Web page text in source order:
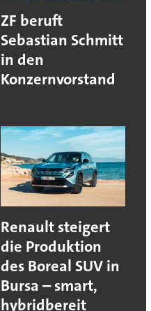
ZF beruft
Sebastian Schmitt
in den
Konzernvorstand
Renault steigert
die Produktion
des Boreal SUV in
Bursa – smart,
hybridbereit